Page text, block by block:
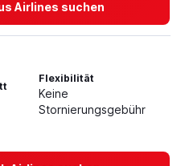
Airlines suchen
Flexibilität
Keine
Stornierungsgebühr